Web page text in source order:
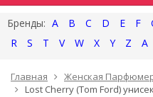
A B C D E F
R
S T V W X Y Z А
Главная Женская
Lost Cherry (Tom Ford)